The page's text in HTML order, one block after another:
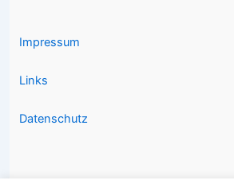
Impressum
Links
Datenschutz